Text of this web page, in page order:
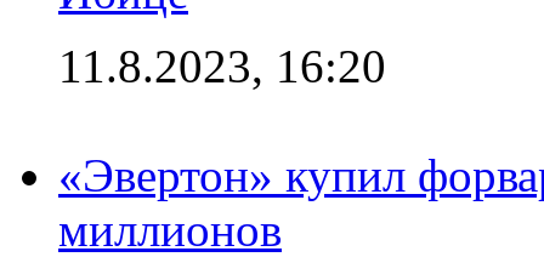
11.8.2023, 16:20
«Эвертон» купил
миллионов